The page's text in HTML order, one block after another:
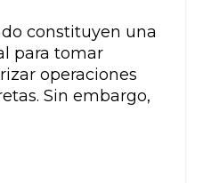
constituyen una
para tomar
operaciones
Sin embargo,